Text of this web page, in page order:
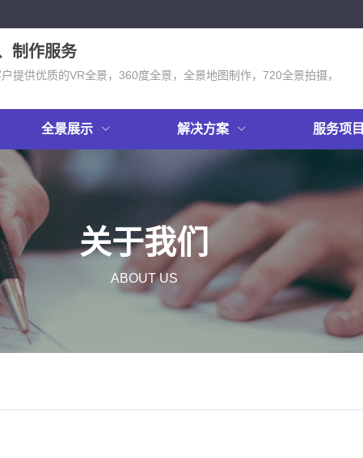
制作服务
提供优质的VR全景，360度全景，全景地图制作，720全景拍摄，
全景展示 解决方案 服务项目
关于我们
ABOUT US